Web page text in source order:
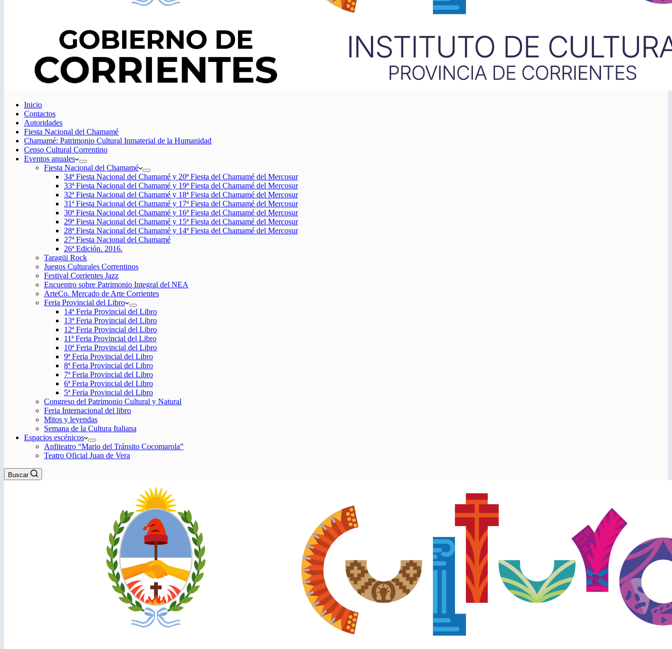
Inicio
Contactos
Autoridades
Fiesta Nacional del Chamamé
Chamamé: Patrimonio Cultural Inmaterial de la Humanidad
Censo Cultural Correntino
Eventos anuales
Fiesta Nacional del Chamamé
34ª Fiesta Nacional del Chamamé y 20ª Fiesta del Chamamé del Mercosur
33ª Fiesta Nacional del Chamamé y 19ª Fiesta del Chamamé del Mercosur
32ª Fiesta Nacional del Chamamé y 18ª Fiesta del Chamamé del Mercosur
31ª Fiesta Nacional del Chamamé y 17ª Fiesta del Chamamé del Mercosur
30ª Fiesta Nacional del Chamamé y 16ª Fiesta del Chamamé del Mercosur
29ª Fiesta Nacional del Chamamé y 15ª Fiesta del Chamamé del Mercosur
28ª Fiesta Nacional del Chamamé y 14ª Fiesta del Chamamé del Mercosur
27ª Fiesta Nacional del Chamamé
26ª Edición. 2016.
Taragüi Rock
Juegos Culturales Correntinos
Festival Corrientes Jazz
Encuentro sobre Patrimonio Integral del NEA
ArteCo. Mercado de Arte Corrientes
Feria Provincial del Libro
14ª Feria Provincial del Libro
13ª Feria Provincial del Libro
12ª Feria Provincial del Libro
11ª Feria Provincial del Libro
10ª Feria Provincial del Libro
9ª Feria Provincial del Libro
8ª Feria Provincial del Libro
7ª Feria Provincial del Libro
6ª Feria Provincial del Libro
5ª Feria Provincial del Libro
Congreso del Patrimonio Cultural y Natural
Feria Internacional del libro
Mitos y leyendas
Semana de la Cultura Italiana
Espacios escénicos
Anfiteatro “Mario del Tránsito Cocomarola”
Teatro Oficial Juan de Vera
Buscar